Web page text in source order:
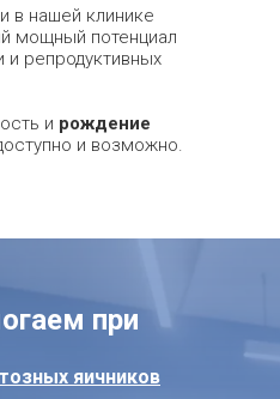
в нашей клинике
мощный потенциал
и репродуктивных
и рождение
и возможно.
яичников
при